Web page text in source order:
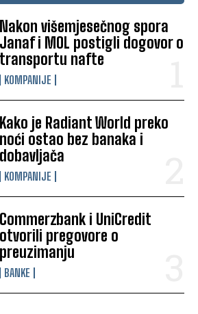
Nakon višemjesečnog spora
Janaf i MOL postigli dogovor o
transportu nafte
KOMPANIJE
Kako je Radiant World preko
noći ostao bez banaka i
dobavljača
KOMPANIJE
Commerzbank i UniCredit
otvorili pregovore o
preuzimanju
BANKE